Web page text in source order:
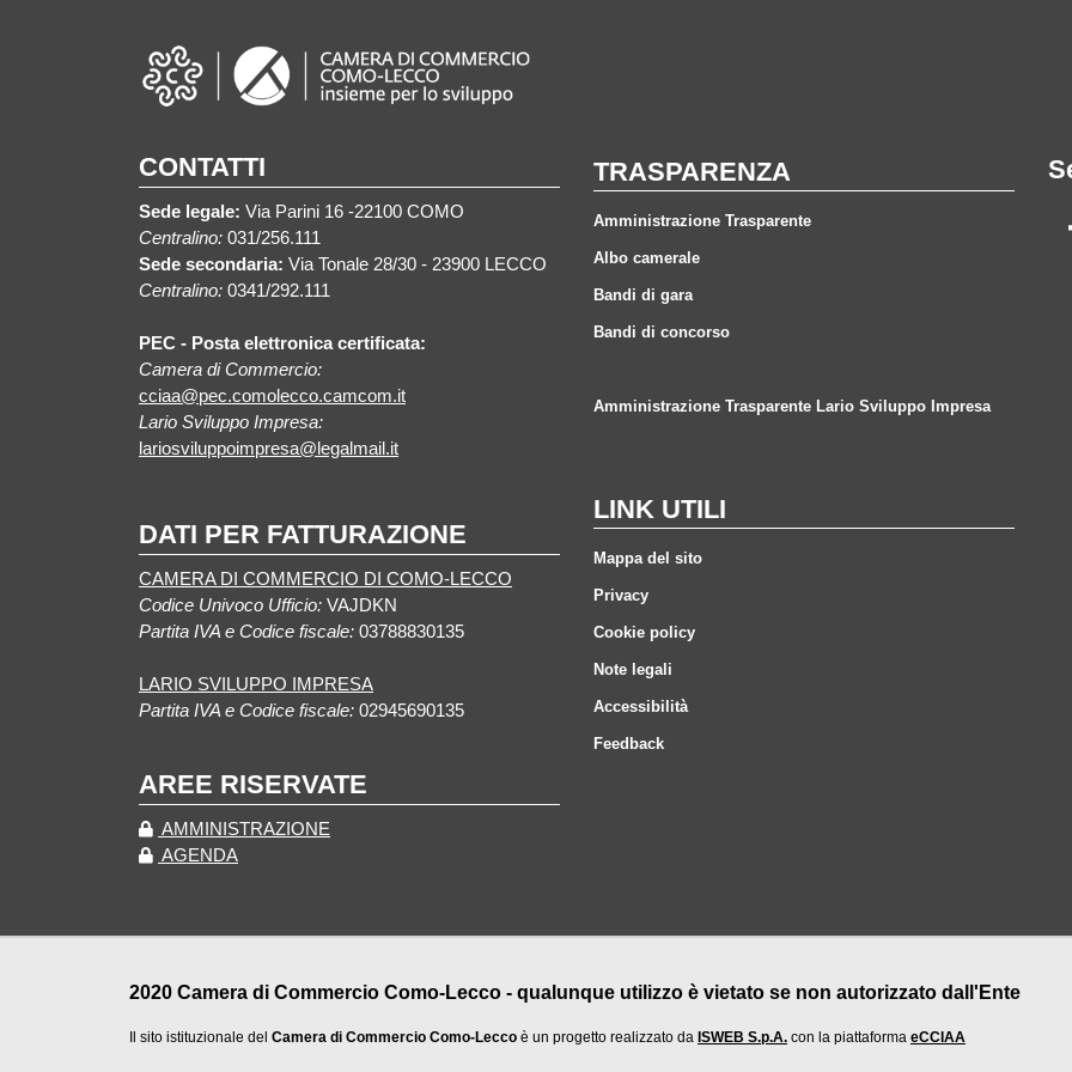
CONTATTI
Sede legale: Via Parini 16 -22100 COMO
Centralino: 031/256.111
Sede secondaria: Via Tonale 28/30 - 23900 LECCO
Centralino: 0341/292.111
PEC - Posta elettronica certificata:
Camera di Commercio:
cciaa@pec.comolecco.camcom.it
Lario Sviluppo Impresa:
lariosviluppoimpresa@legalmail.it
DATI PER FATTURAZIONE
CAMERA DI COMMERCIO DI COMO-LECCO
Codice Univoco Ufficio: VAJDKN
Partita IVA e Codice fiscale: 03788830135
LARIO SVILUPPO IMPRESA
Partita IVA e Codice fiscale: 02945690135
AREE RISERVATE
AMMINISTRAZIONE
AGENDA
TRASPARENZA
Amministrazione Trasparente
Albo camerale
Bandi di gara
Bandi di concorso
Amministrazione Trasparente Lario Sviluppo Impresa
LINK UTILI
Mappa del sito
Privacy
Cookie policy
Note legali
Accessibilità
Feedback
2020 Camera di Commercio Como-Lecco - qualunque utilizzo è vietato se non autorizzato dall'Ente
Il sito istituzionale del Camera di Commercio Como-Lecco è un progetto realizzato da ISWEB S.p.A. con la piattaforma eCCIAA